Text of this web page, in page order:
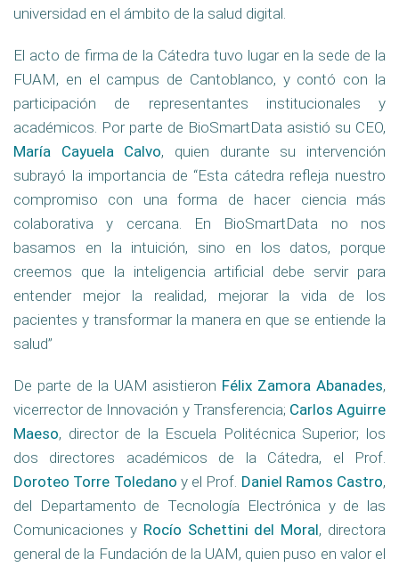
universidad en el ámbito de la salud digital.
El acto de firma de la Cátedra tuvo lugar en la sede de la
FUAM, en el campus de Cantoblanco, y contó con la
participación de representantes institucionales y
académicos. Por parte de BioSmartData asistió su CEO,
María Cayuela Calvo, quien durante su intervención
subrayó la importancia de “Esta cátedra refleja nuestro
compromiso con una forma de hacer ciencia más
colaborativa y cercana. En BioSmartData no nos
basamos en la intuición, sino en los datos, porque
creemos que la inteligencia artificial debe servir para
entender mejor la realidad, mejorar la vida de los
pacientes y transformar la manera en que se entiende la
salud”
De parte de la UAM asistieron Félix Zamora Abanades,
vicerrector de Innovación y Transferencia; Carlos Aguirre
Maeso, director de la Escuela Politécnica Superior; los
dos directores académicos de la Cátedra, el Prof.
Doroteo Torre Toledano y el Prof. Daniel Ramos Castro,
del Departamento de Tecnología Electrónica y de las
Comunicaciones y Rocío Schettini del Moral, directora
general de la Fundación de la UAM, quien puso en valor el